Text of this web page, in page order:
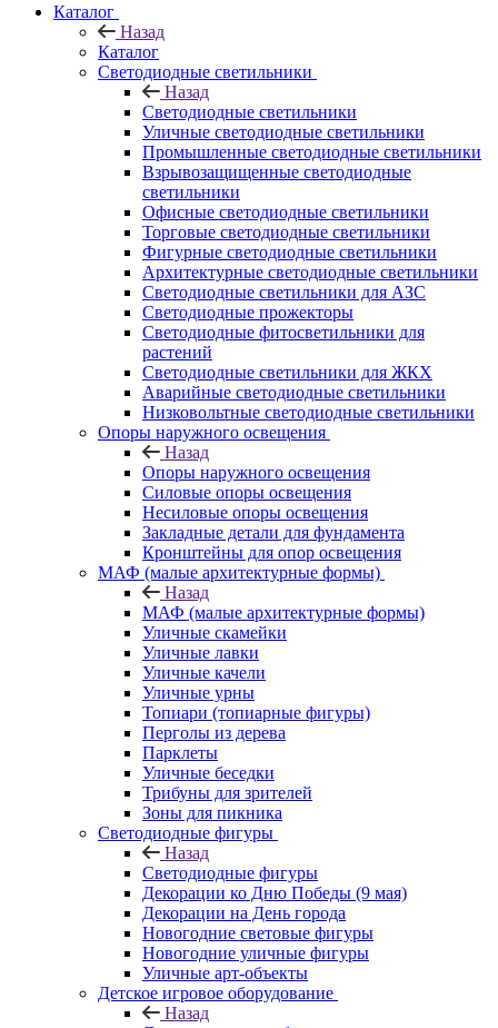
Каталог
Назад
Каталог
Светодиодные светильники
Назад
Светодиодные светильники
Уличные светодиодные светильники
Промышленные светодиодные светильники
Взрывозащищенные светодиодные
светильники
Офисные светодиодные светильники
Торговые светодиодные светильники
Фигурные светодиодные светильники
Архитектурные светодиодные светильники
Светодиодные светильники для АЗС
Светодиодные прожекторы
Светодиодные фитосветильники для
растений
Светодиодные светильники для ЖКХ
Аварийные светодиодные светильники
Низковольтные светодиодные светильники
Опоры наружного освещения
Назад
Опоры наружного освещения
Силовые опоры освещения
Несиловые опоры освещения
Закладные детали для фундамента
Кронштейны для опор освещения
МАФ (малые архитектурные формы)
Назад
МАФ (малые архитектурные формы)
Уличные скамейки
Уличные лавки
Уличные качели
Уличные урны
Топиари (топиарные фигуры)
Перголы из дерева
Парклеты
Уличные беседки
Трибуны для зрителей
Зоны для пикника
Светодиодные фигуры
Назад
Светодиодные фигуры
Декорации ко Дню Победы (9 мая)
Декорации на День города
Новогодние световые фигуры
Новогодние уличные фигуры
Уличные арт-объекты
Детское игровое оборудование
Назад